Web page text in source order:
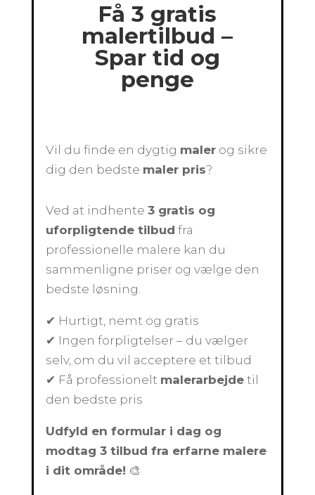
Få 3 gratis
malertilbud –
Spar tid og
penge
Vil du finde en dygtig maler og sikre
dig den bedste maler pris?
Ved at indhente3 gratis og
uforpligtende tilbud fra
professionelle malere kan du
sammenligne priser og vælge den
bedste løsning.
✔ Hurtigt, nemt og gratis
✔ Ingen forpligtelser – du vælger
selv, om du vil acceptere et tilbud
✔ Få professionelt malerarbejde til
den bedste pris
Udfyld en formular i dag og
modtag 3 tilbud fra erfarne malere
i dit område! 🎨